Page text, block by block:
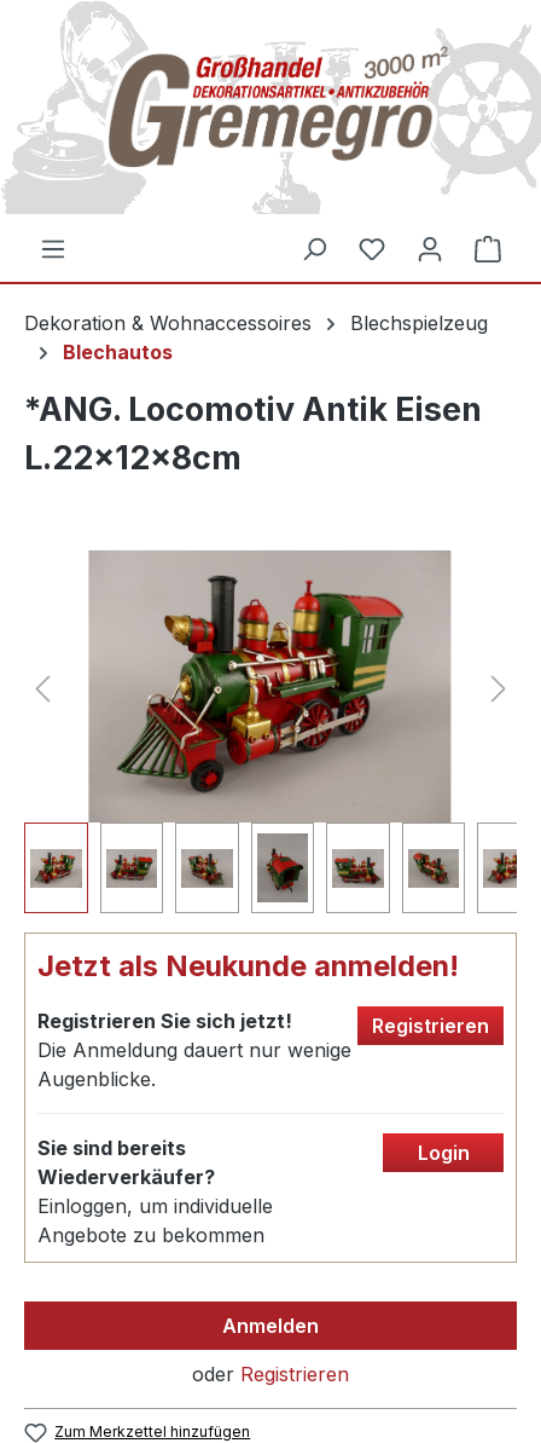
springen
Dekoration & Wohnaccessoires
Blechspielzeug
Blechautos
*ANG. Locomotiv Antik Eisen
L.22x12x8cm
Jetzt als Neukunde anmelden!
Registrieren Sie sich jetzt!
Die Anmeldung dauert nur wenige
Augenblicke.
Registrieren
Sie sind bereits
Wiederverkäufer?
Einloggen, um individuelle
Angebote zu bekommen
Login
Anmelden
oder Registrieren
Zum Merkzettel hinzufügen